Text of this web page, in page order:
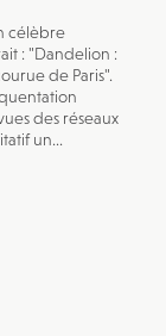
célèbre
: "Dandelion :
de Paris".
des réseaux
un...